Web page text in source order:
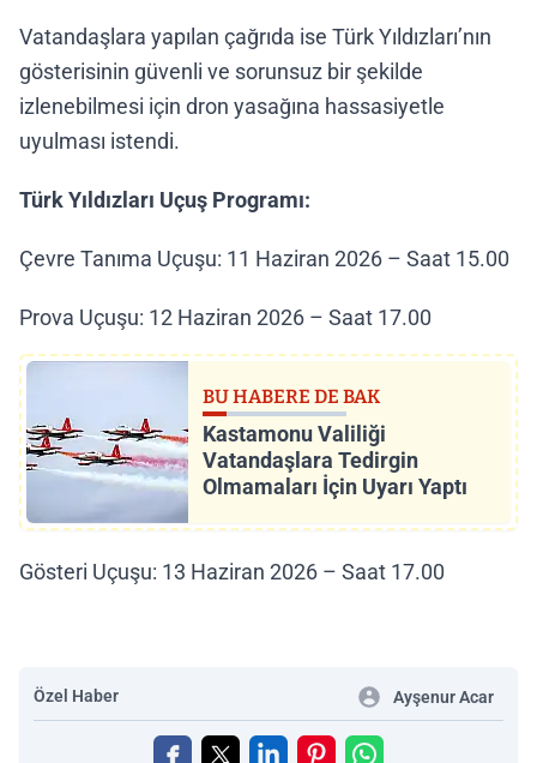
Vatandaşlara yapılan çağrıda ise Türk Yıldızları’nın
gösterisinin güvenli ve sorunsuz bir şekilde
izlenebilmesi için dron yasağına hassasiyetle
uyulması istendi.
Türk Yıldızları Uçuş Programı:
Çevre Tanıma Uçuşu: 11 Haziran 2026 – Saat 15.00
Prova Uçuşu: 12 Haziran 2026 – Saat 17.00
BU HABERE DE BAK
Kastamonu Valiliği
Vatandaşlara Tedirgin
Olmamaları İçin Uyarı Yaptı
Gösteri Uçuşu: 13 Haziran 2026 – Saat 17.00
Özel Haber Ayşenur Acar